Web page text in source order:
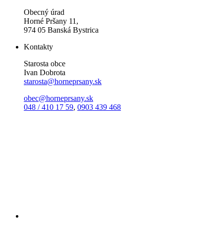
Obecný úrad
Horné Pršany 11,
974 05 Banská Bystrica
Kontakty
Starosta obce
Ivan Dobrota
starosta@horneprsany.sk
obec@horneprsany.sk
048 / 410 17 59, 0903 439 468